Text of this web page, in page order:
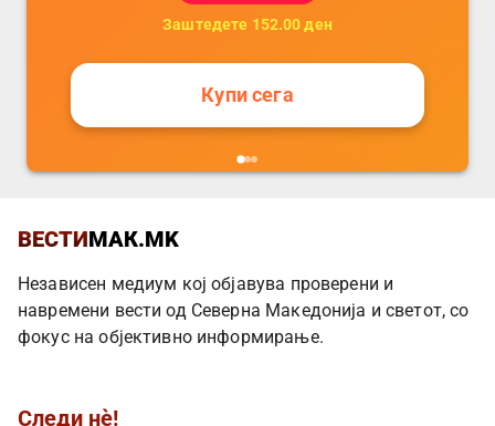
Заштедете 152.00 ден
Купи сега
ВЕСТИМАК.MK
Независен медиум кој објавува проверени и
навремени вести од Северна Македонија и светот, со
фокус на објективно информирање.
Следи нè!